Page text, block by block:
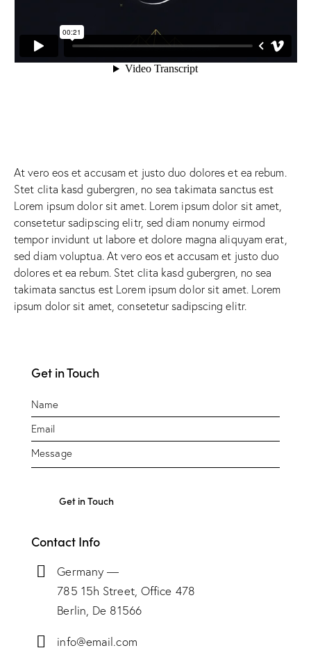
At vero eos et accusam et justo duo dolores et ea rebum.
Stet clita kasd gubergren, no sea takimata sanctus est
Lorem ipsum dolor sit amet. Lorem ipsum dolor sit amet,
consetetur sadipscing elitr, sed diam nonumy eirmod
tempor invidunt ut labore et dolore magna aliquyam erat,
sed diam voluptua. At vero eos et accusam et justo duo
dolores et ea rebum. Stet clita kasd gubergren, no sea
takimata sanctus est Lorem ipsum dolor sit amet. Lorem
ipsum dolor sit amet, consetetur sadipscing elitr.
Get in Touch
Contact Info
Germany —
785 15h Street, Office 478
Berlin, De 81566
info@email.com